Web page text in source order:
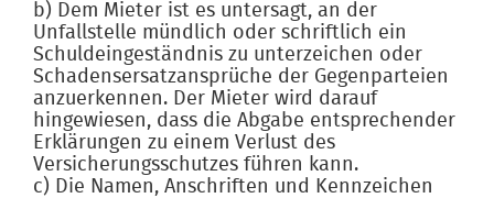
b) Dem Mieter ist es untersagt, an der
Unfallstelle mündlich oder schriftlich ein
Schuldeingeständnis zu unterzeichen oder
Schadensersatzansprüche der Gegenparteien
anzuerkennen. Der Mieter wird darauf
hingewiesen, dass die Abgabe entsprechender
Erklärungen zu einem Verlust des
Versicherungsschutzes führen kann.
c) Die Namen, Anschriften und Kennzeichen